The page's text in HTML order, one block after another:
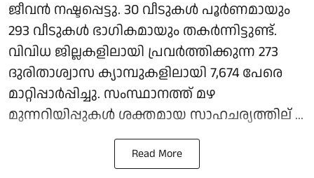
ജീവന്‍ നഷ്ടപ്പെട്ടു. 30 വീടുകള്‍ പൂര്‍ണമായും
293 വീടുകള്‍ ഭാഗികമായും തകര്‍ന്നിട്ടുണ്ട്.
വിവിധ ജില്ലകളിലായി പ്രവര്‍ത്തിക്കുന്ന 273
ദുരിതാശ്വാസ ക്യാമ്പുകളിലായി 7,674 പേരെ
മാറ്റിപ്പാര്‍പ്പിച്ചു. സംസ്ഥാനത്ത് മഴ
മുന്നറിയിപ്പുകള്‍ ശക്തമായ സാഹചര്യത്തില് ...
Read More